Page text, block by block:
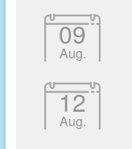
09
Aug.
12
Aug.